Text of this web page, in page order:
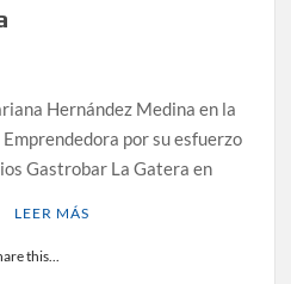
Hernández Medina en la
por su esfuerzo
Gastrobar La Gatera en
LEER MÁS
this...